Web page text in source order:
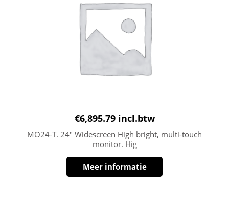
€6,895.79 incl.btw
MO24-T. 24″ Widescreen High bright, multi-touch
monitor. Hig
Meer informatie